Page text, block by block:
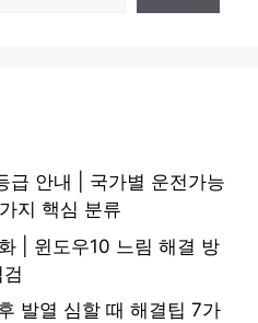
급 안내 | 국가별 운전가능
지 핵심 분류
| 윈도우10 느림 해결 방
발열 심할 때 해결팁 7가